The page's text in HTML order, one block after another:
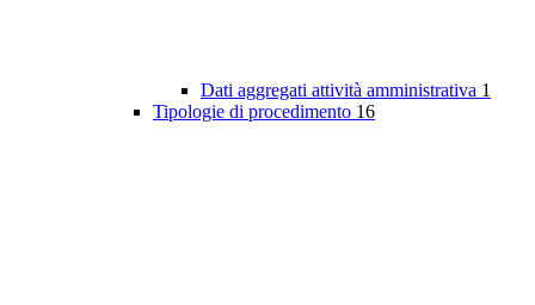
Dati aggregati attività amministrativa 1
Tipologie di procedimento 16